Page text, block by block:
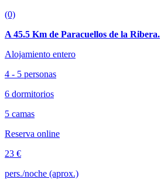
(0)
A 45.5 Km de Paracuellos de la Ribera.
Alojamiento entero
4 - 5 personas
6 dormitorios
5 camas
Reserva online
23 €
pers./noche (aprox.)